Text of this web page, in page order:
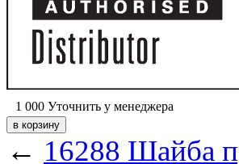
1 000 Уточнить у менеджера
← 16288 Шайба